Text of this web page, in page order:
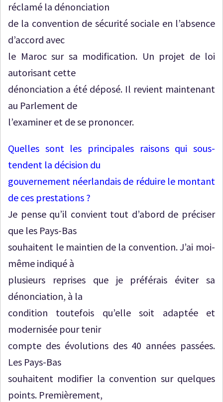
réclamé la dénonciation
de la convention de sécurité sociale en l’absence
d’accord avec
le Maroc sur sa modification. Un projet de loi
autorisant cette
dénonciation a été déposé. Il revient maintenant
au Parlement de
l’examiner et de se prononcer.
Quelles sont les principales raisons qui sous-
tendent la décision du
gouvernement néerlandais de réduire le montant
de ces prestations ?
Je pense qu’il convient tout d’abord de préciser
que les Pays-Bas
souhaitent le maintien de la convention. J’ai moi-
même indiqué à
plusieurs reprises que je préférais éviter sa
dénonciation, à la
condition toutefois qu’elle soit adaptée et
modernisée pour tenir
compte des évolutions des 40 années passées.
Les Pays-Bas
souhaitent modifier la convention sur quelques
points. Premièrement,